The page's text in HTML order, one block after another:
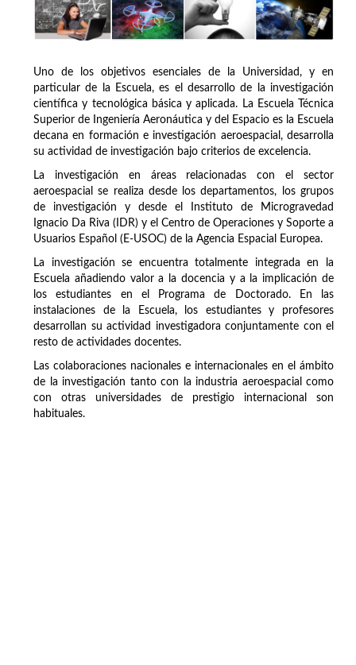
Uno de los objetivos esenciales de la Universidad, y en
particular de la Escuela, es el desarrollo de la investigación
científica y tecnológica básica y aplicada. La Escuela Técnica
Superior de Ingeniería Aeronáutica y del Espacio es la Escuela
decana en formación e investigación aeroespacial, desarrolla
su actividad de investigación bajo criterios de excelencia.
La investigación en áreas relacionadas con el sector
aeroespacial se realiza desde los departamentos, los grupos
de investigación y desde el Instituto de Microgravedad
Ignacio Da Riva (IDR) y el Centro de Operaciones y Soporte a
Usuarios Español (E-USOC) de la Agencia Espacial Europea.
La investigación se encuentra totalmente integrada en la
Escuela añadiendo valor a la docencia y a la implicación de
los estudiantes en el Programa de Doctorado. En las
instalaciones de la Escuela, los estudiantes y profesores
desarrollan su actividad investigadora conjuntamente con el
resto de actividades docentes.
Las colaboraciones nacionales e internacionales en el ámbito
de la investigación tanto con la industria aeroespacial como
con otras universidades de prestigio internacional son
habituales.